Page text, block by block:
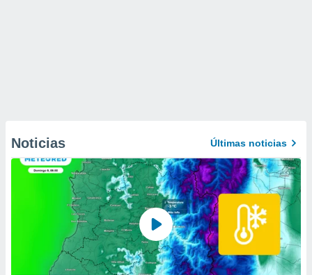
Noticias Últimas noticias